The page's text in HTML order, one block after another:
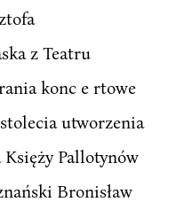
z Teatru
konc e rtowe
utworzenia
Pallotynów
Bronisław